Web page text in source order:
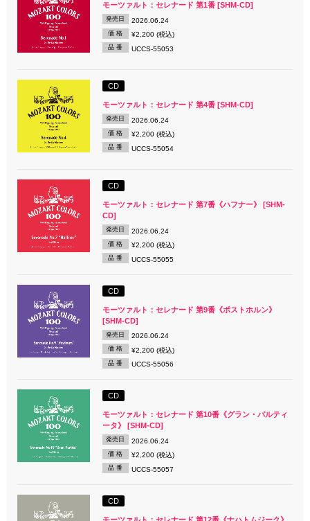
モーツァルト：セレナード 第1番 [SHM-CD]
発売日 2026.06.24
価 格 ¥2,200 (税込)
品 番 UCCS-55053
CD
モーツァルト：セレナード 第4番 [SHM-CD]
発売日 2026.06.24
価 格 ¥2,200 (税込)
品 番 UCCS-55054
CD
モーツァルト：セレナード 第7番《ハフナー》 [SHM-
CD]
発売日 2026.06.24
価 格 ¥2,200 (税込)
品 番 UCCS-55055
CD
モーツァルト：セレナード 第9番《ポストホルン》
[SHM-CD]
発売日 2026.06.24
価 格 ¥2,200 (税込)
品 番 UCCS-55056
CD
モーツァルト：セレナード 第10番《グラン・パルティ
ータ》 [SHM-CD]
発売日 2026.06.24
価 格 ¥2,200 (税込)
品 番 UCCS-55057
CD